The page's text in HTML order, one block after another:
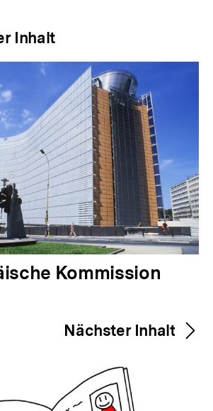
Inhalt
Kommission
Nächster Inhalt